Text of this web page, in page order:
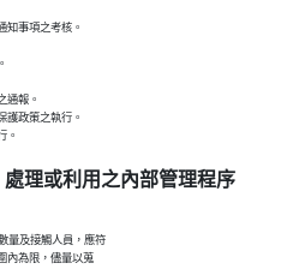
知事項之考核。
通報。
護政策之執行。
理或利用之內部管理程序
量及接觸人員，應符
內為限，儘量以蒐